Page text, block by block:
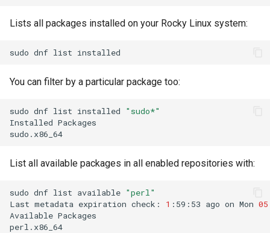
Lists all packages installed on your Rocky Linux system:
sudo dnf list
You can filter by a particular package too:
sudo dnf list installed
"sudo*"
Installed Packages
sudo.x86_64
List all available packages in all enabled repositories with:
sudo dnf list available "perl"
Last metadata expiration check: 1 :59:53 ago on Mon 05
Available Packages
perl.x86_64